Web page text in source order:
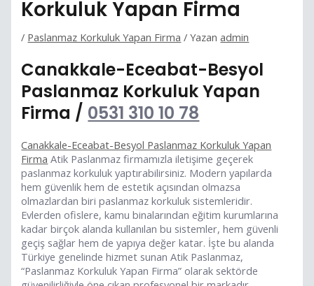
Korkuluk Yapan Firma
/ Paslanmaz Korkuluk Yapan Firma / Yazan admin
Canakkale-Eceabat-Besyol
Paslanmaz Korkuluk Yapan
Firma / 0531 310 10 78
Canakkale-Eceabat-Besyol Paslanmaz Korkuluk Yapan
Firma Atik Paslanmaz firmamızla iletişime geçerek
paslanmaz korkuluk yaptırabilirsiniz. Modern yapılarda
hem güvenlik hem de estetik açısından olmazsa
olmazlardan biri paslanmaz korkuluk sistemleridir.
Evlerden ofislere, kamu binalarından eğitim kurumlarına
kadar birçok alanda kullanılan bu sistemler, hem güvenli
geçiş sağlar hem de yapıya değer katar. İşte bu alanda
Türkiye genelinde hizmet sunan Atik Paslanmaz,
“Paslanmaz Korkuluk Yapan Firma” olarak sektörde